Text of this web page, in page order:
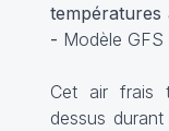
- Modèle GFS
Cet air frais
dessus